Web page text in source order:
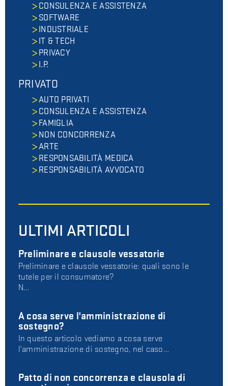
CONSULENZA E ASSISTENZA
SOFTWARE
INDUSTRIALE
IT & TECH
PRIVACY
I.P.
PRIVATO
AUTO PRIVATI
CONSULENZA E ASSISTENZA
FAMIGLIA
NON CONCORRENZA
ARTE
RESPONSABILITÀ MEDICA
RESPONSABILITÀ AVVOCATO
ULTIMI ARTICOLI
Preliminare e clausole vessatorie
Preliminare e clausole vessatorie: quali sono le
tutele per il consumatore?
N…
A cosa serve l'amministrazione di
sostegno?
In questo articolo vediamo a cosa serve
l'amministrazione di sostegno, nel caso…
Patto di non concorrenza e clausola di